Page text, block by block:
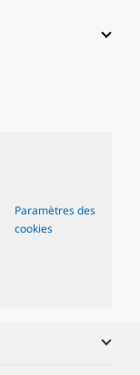
Paramètres des
cookies